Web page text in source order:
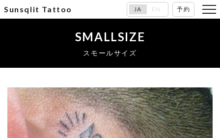
Sunsqlit Tattoo JA EN 予約
SMALLSIZE
スモールサイズ